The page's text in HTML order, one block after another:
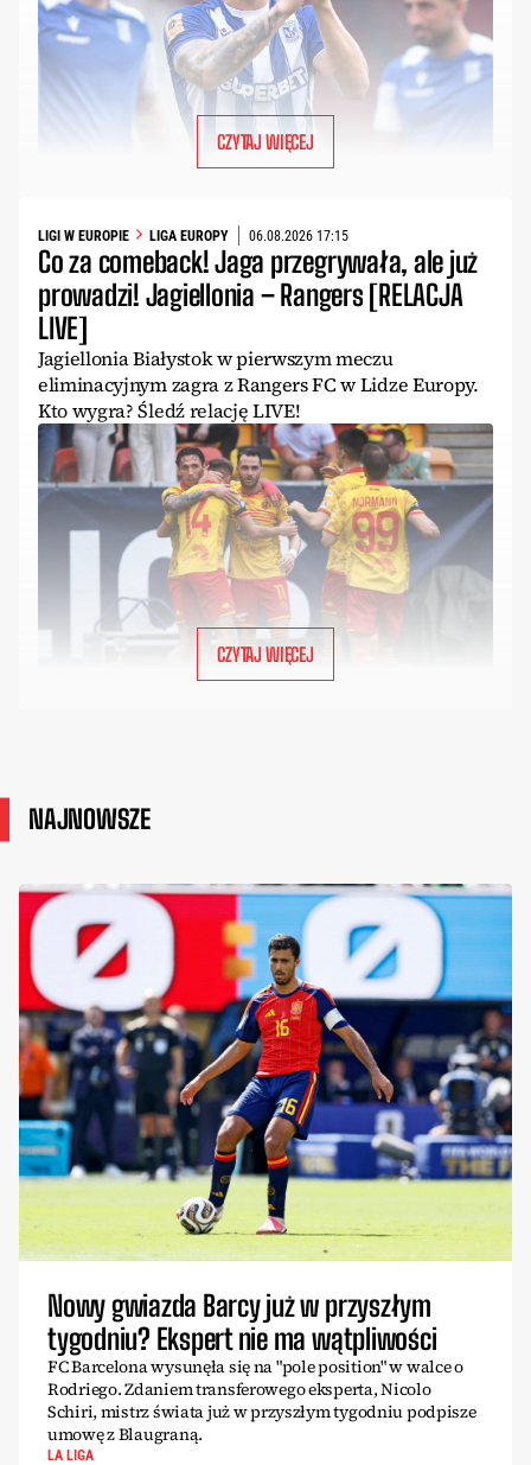
CZYTAJ WIĘCEJ
LIGI W EUROPIE LIGA EUROPY 06.08.2026 17:15
Co za comeback! Jaga przegrywała, ale już
prowadzi! Jagiellonia – Rangers [RELACJA
LIVE]
Jagiellonia Białystok w pierwszym meczu
eliminacyjnym zagra z Rangers FC w Lidze Europy.
Kto wygra? Śledź relację LIVE!
CZYTAJ WIĘCEJ
NAJNOWSZE
Nowy gwiazda Barcy już w przyszłym
tygodniu? Ekspert nie ma wątpliwości
FC Barcelona wysunęła się na "pole position" w walce o
Rodriego. Zdaniem transferowego eksperta, Nicolo
Schiri, mistrz świata już w przyszłym tygodniu podpisze
umowę z Blaugraną.
LA LIGA